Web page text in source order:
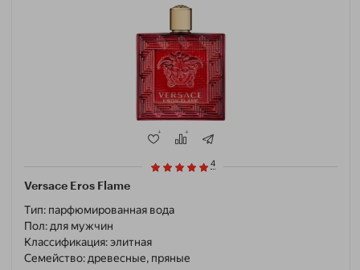
Versace Eros Flame
4
Тип: парфюмированная вода
Пол: для мужчин
Классификация:элитная
Семейство: древесные, пряные